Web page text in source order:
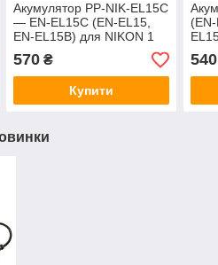
Акумулятор PP-NIK-EL15C
— EN-EL15C (EN-EL15,
EN-EL15B) для NIKON 1
V1, Z6, Z7, Z6 II, Z7 II —
аналог 2250 ma
570₴
Купити
1
540